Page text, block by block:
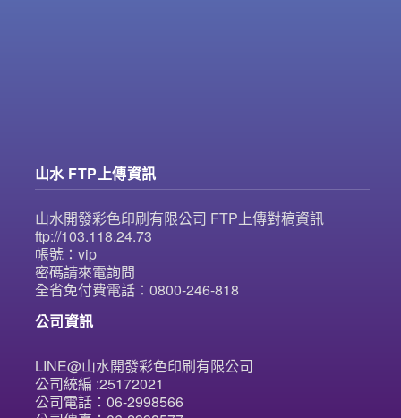
山水 FTP上傳資訊
山水開發彩色印刷有限公司 FTP上傳對稿資訊
ftp://103.118.24.73
帳號：vip
密碼請來電詢問
全省免付費電話：0800-246-818
公司資訊
LINE@山水開發彩色印刷有限公司
公司統編 :25172021
公司電話：06-2998566